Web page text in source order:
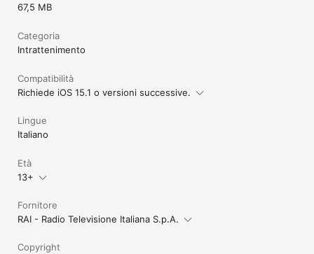
67,5 MB
Categoria
Intrattenimento
Compatibilità
Richiede iOS 15.1 o versioni successive.
Lingue
Italiano
Età
13+
Fornitore
RAI - Radio Televisione Italiana S.p.A.
Copyright